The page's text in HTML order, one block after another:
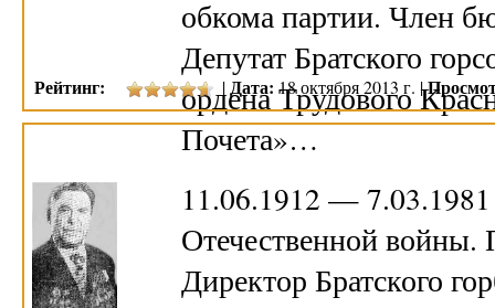
обкома партии. Член
Депутат Братского
ордена Трудового
Почета»…
11.06.1912 —
Отечественной войны.
Директор Братского
Рейтинг: |Дата: 18 октября 2013 г. |